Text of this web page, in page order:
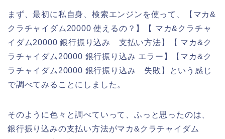
まず、最初に私自身、検索エンジンを使って、【マカ&
クラチャイダム20000 使えるの？】【 マカ&クラチャ
イダム20000 銀行振り込み 支払い方法】【 マカ&ク
ラチャイダム20000 銀行振り込み エラー】【マカ&ク
ラチャイダム20000 銀行振り込み 失敗】という感じ
で調べてみることにしました。
そのように色々と調べていって、ふっと思ったのは、
銀行振り込みの支払い方法がマカ&クラチャイダム